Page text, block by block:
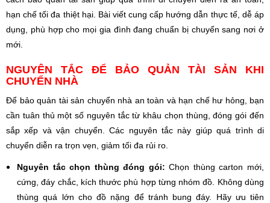
hạn chế tối đa thiệt hại. Bài viết cung cấp hướng dẫn thực tế, dễ áp
dụng, phù hợp cho mọi gia đình đang chuẩn bị chuyển sang nơi ở
mới.
NGUYÊN TẮC ĐỂ BẢO QUẢN TÀI SẢN KHI
CHUYỂN NHÀ
Để bảo quản tài sản chuyển nhà an toàn và hạn chế hư hỏng, bạn
cần tuân thủ một số nguyên tắc từ khâu chọn thùng, đóng gói đến
sắp xếp và vận chuyển. Các nguyên tắc này giúp quá trình di
chuyển diễn ra trọn vẹn, giảm tối đa rủi ro.
Nguyên tắc chọn thùng đóng gói: Chọn thùng carton mới,
cứng, đáy chắc, kích thước phù hợp từng nhóm đồ. Không dùng
thùng quá lớn cho đồ nặng để tránh bung đáy. Hãy ưu tiên